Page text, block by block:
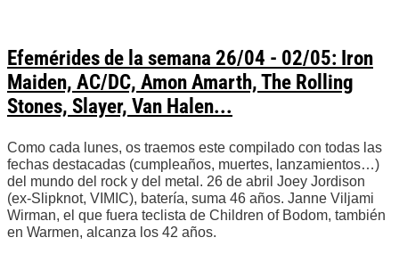
Efemérides de la semana 26/04 - 02/05: Iron
Maiden, AC/DC, Amon Amarth, The Rolling
Stones, Slayer, Van Halen...
Como cada lunes, os traemos este compilado con todas las
fechas destacadas (cumpleaños, muertes, lanzamientos…)
del mundo del rock y del metal. 26 de abril Joey Jordison
(ex-Slipknot, VIMIC), batería, suma 46 años. Janne Viljami
Wirman, el que fuera teclista de Children of Bodom, también
en Warmen, alcanza los 42 años.